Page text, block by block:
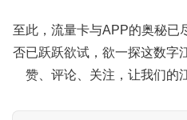
认
证
值
至此，流量卡与APP的奥秘已
否已跃跃欲试，欲一探这数字
赞、评论、关注，让我们的